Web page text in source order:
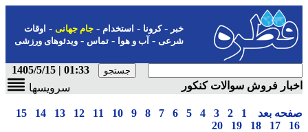
-کرونا-استخدام- جام جهانی-اوقات
شرعی-آب و هوا-تماس-ویدئوهای ورزشی
01:33 | 1405/5/15
فروش سوالات کنکور
سرویسها
بعد 1
2
3
4
5
6
7
8
9
10
11
12
13
14
15
17
18
19
20